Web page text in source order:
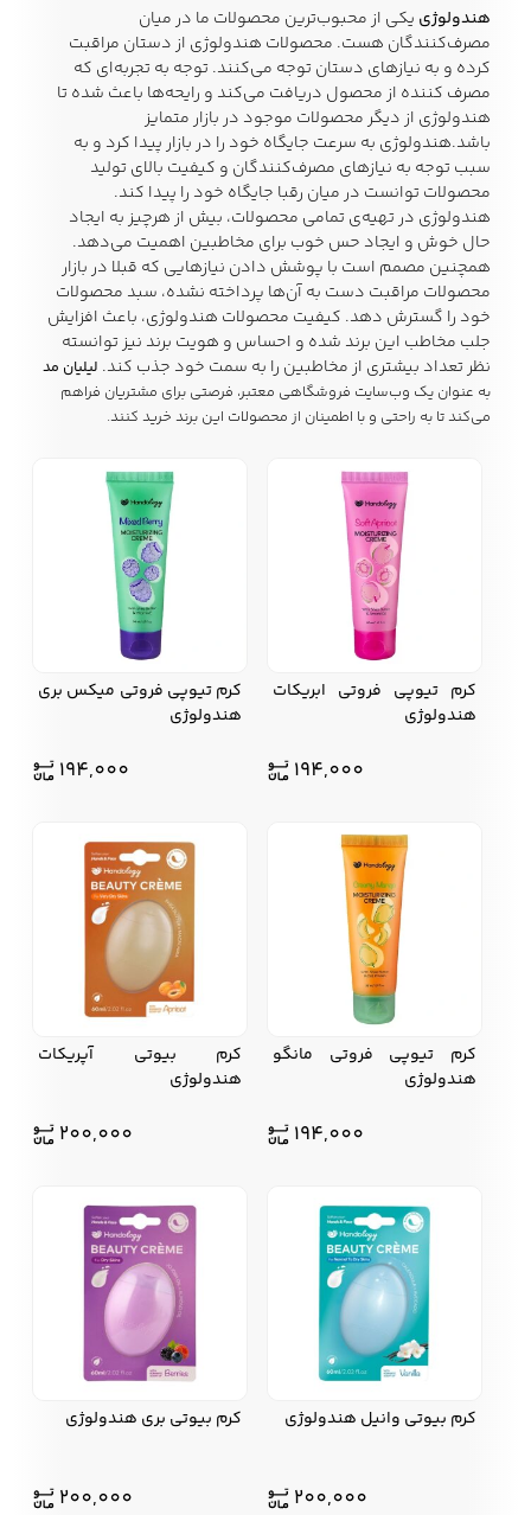
زیبایی و سلامت
خانه و آشپزخانه
شلوارک مردانه ژاکت و پلیور مردانه شلوار کتان مردانه
شلوار جین مردانه
شلوار پارچه ای
مردانه
شلوار اسلش مردانه
سویشرت و هودی
مردانه
اکسسوری مردانه پوشت مردانه
کیف مردانه
کیف پول و جاکارتی
کمربند مردانه
شال و کلاه مردانه
هندولوژی یکی از محبوب‌ترین محصولات ما در میان
مصرف‌کنندگان هست. محصولات هندولوژی از دستان مراقبت
کرده و به نیازهای دستان توجه می‌کنند. توجه به تجربه‌ای که
مصرف کننده از محصول دریافت می‌کند و رایحه‌ها باعث شده تا
هندولوژی از دیگر محصولات موجود در بازار متمایز
باشد.هندولوژی به سرعت جایگاه خود را در بازار پیدا کرد و به
سبب توجه به نیازهای مصرف‌کنندگان و کیفیت بالای تولید
محصولات توانست در میان رقبا جایگاه خود را پیدا کند.
هندولوژی در تهیه‌ی تمامی محصولات، بیش از هرچیز به ایجاد
حال خوش و ایجاد حس خوب برای مخاطبین اهمیت می‌دهد.
همچنین مصمم است با پوشش دادن نیازهایی که قبلا در بازار
محصولات مراقبت دست به آن‌ها پرداخته نشده، سبد محصولات
خود را گسترش دهد. کیفیت محصولات هندولوژی، باعث افزایش
جلب مخاطب این برند شده و احساس و هویت برند نیز توانسته
نظر تعداد بیشتری از مخاطبین را به سمت خود جذب کند. لیلیان مد
به عنوان یک وب‌سایت فروشگاهی معتبر، فرصتی برای مشتریان فراهم
می‌کند تا به راحتی و با اطمینان از محصولات این برند خرید کنند.
کرم تیوپی فروتی ابریکات
هندولوژی
194,000
کرم تیوپی فروتی میکس بری
هندولوژی
194,000
کرم تیوپی فروتی مانگو
هندولوژی
194,000
کرم بیوتی آپریکات
هندولوژی
200,000
کرم بیوتی وانیل هندولوژی
200,000
کرم بیوتی بری هندولوژی
200,000